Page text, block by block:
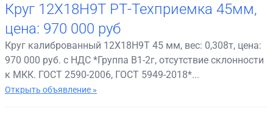
Круг 12Х18Н9Т РТ-Техприемка 45мм,
цена: 970 000 руб
Круг калиброванный 12Х18Н9Т 45 мм, вес: 0,308т, цена:
970 000 руб. с НДС *Группа В1-2г, отсутствие склонности
к МКК. ГОСТ 2590-2006, ГОСТ 5949-2018*...
Открыть объявление »